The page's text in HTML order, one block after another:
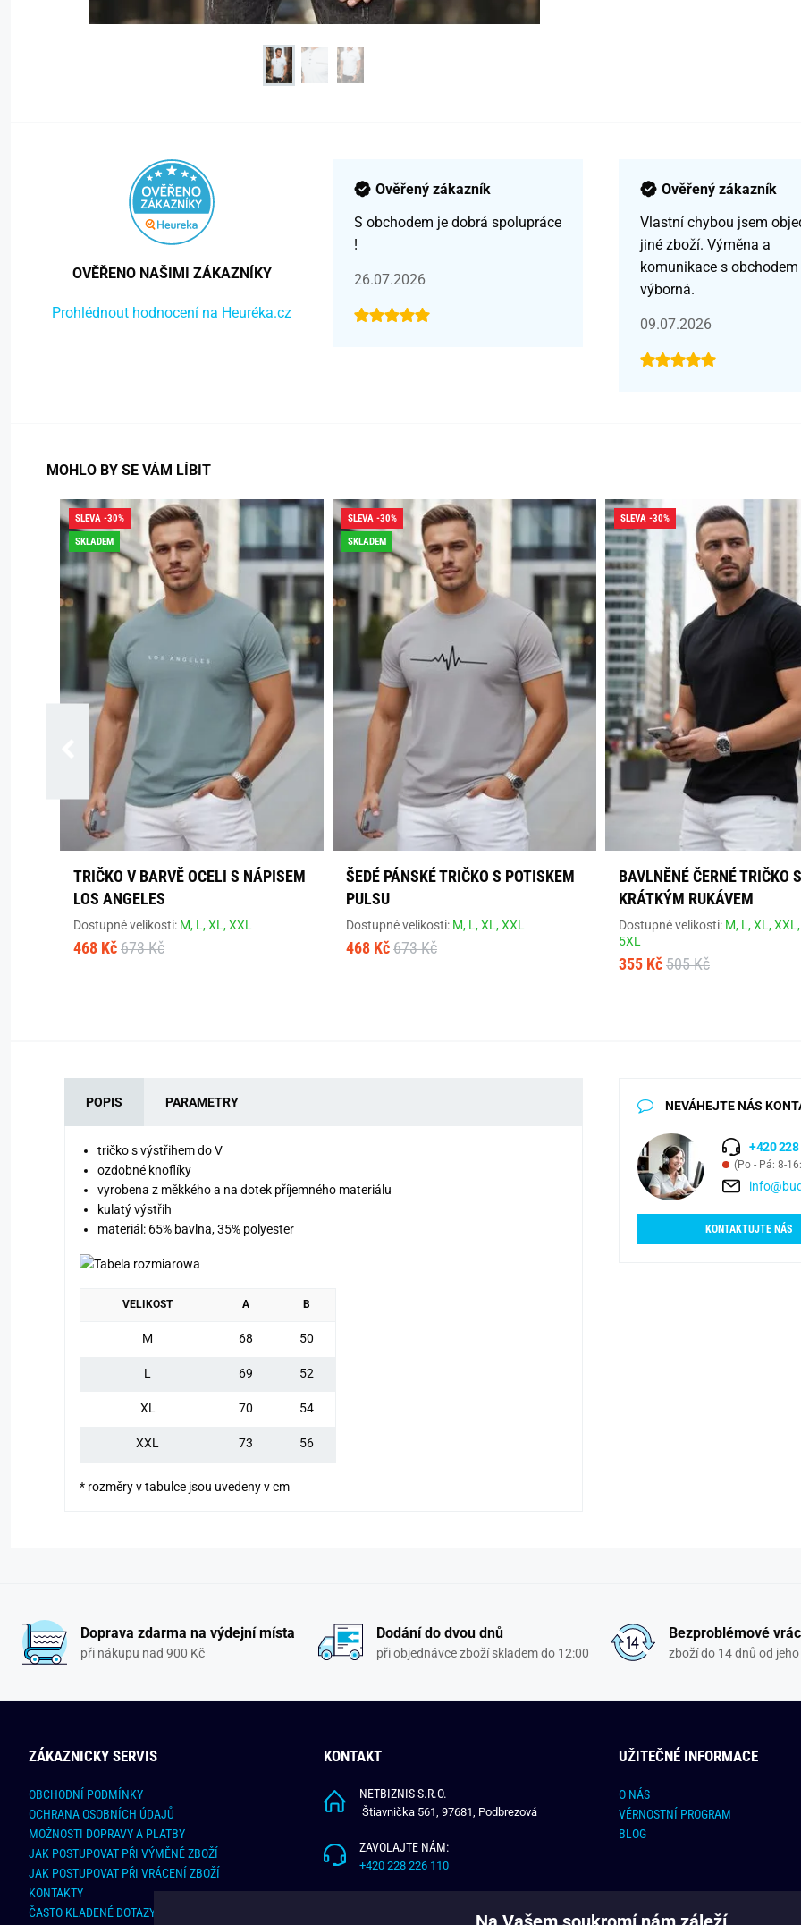
OVĚŘENO NAŠIMI ZÁKAZNÍKY
Prohlédnout hodnocení na Heuréka.cz
Ověřený zákazník
S obchodem je dobrá spolupráce
!
26.07.2026
Ověřený zákazník
Vlastní chybou jsem
jiné zboží. Výměna a
komunikace s obchodem
výborná.
09.07.2026
MOHLO BY SE VÁM LÍBIT
SLEVA -30%
SKLADEM
TRIČKO V BARVĚ OCELI S NÁPISEM
LOS ANGELES
Dostupné velikosti: M, L,XL,XXL
468 Kč 673 Kč
SLEVA -30%
SKLADEM
ŠEDÉ PÁNSKÉ TRIČKO S POTISKEM
PULSU
Dostupné velikosti: M, L,XL,XXL
468 Kč 673 Kč
SLEVA -30%
BAVLNĚNÉ ČERNÉ TRIČKO S
KRÁTKÝM RUKÁVEM
Dostupné velikosti: M, L,XL,XXL,
5XL
355 Kč 505 Kč
POPIS PARAMETRY
tričko s výstřihem do V
ozdobné knoflíky
vyrobena z měkkého a na dotek příjemného materiálu
kulatý výstřih
materiál: 65% bavlna, 35% polyester
VELIKOST A B
M 68 50
L 69 52
XL 70 54
XXL 73 56
* rozměry v tabulce jsou uvedeny v cm
NEVÁHEJTE NÁS
+420 228
(Po - Pá: 8-
KONTAKTUJTE NÁS
Doprava zdarma na výdejní místa
při nákupu nad 900 Kč
Dodání do dvou dnů
při objednávce zboží skladem do 12:00
Bezproblémové
zboží do 14 dnů od
ZÁKAZNICKY SERVIS
OBCHODNÍ PODMÍNKY
OCHRANA OSOBNÍCH ÚDAJŮ
MOŽNOSTI DOPRAVY A PLATBY
JAK POSTUPOVAT PŘI VÝMĚNĚ ZBOŽÍ
JAK POSTUPOVAT PŘI VRÁCENÍ ZBOŽÍ
KONTAKTY
ČASTO KLADENÉ DOTAZY
KONTAKT
NETBIZNIS S.R.O.
Štiavnička 561, 97681, Podbrezová
ZAVOLAJTE NÁM:
+420 228 226 110
UŽITEČNÉ INFORMACE
O NÁS
VĚRNOSTNÍ PROGRAM
BLOG